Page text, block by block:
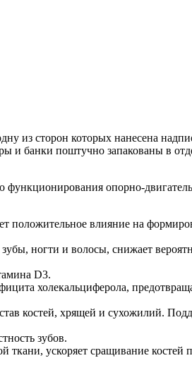
из сторон которых нанесена
и банки поштучно запакованы в
опорно-
влияние на
ногти и волосы, снижает
D3.
холекальциферола,
костей, хрящей и сухожилий.
зубов.
ткани, ускоряет сращивание костей